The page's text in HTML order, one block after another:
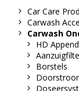
Car Care
Carwash
Carwash
HD
Borstels